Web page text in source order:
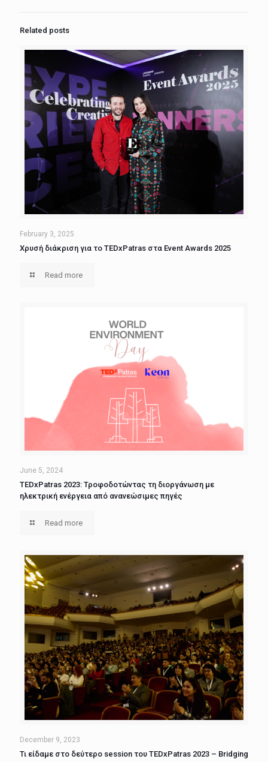
Related posts
February 3, 2025
Χρυσή διάκριση για το TEDxPatras στα Event Awards 2025
Read more
June 5, 2024
TEDxPatras 2023: Τροφοδοτώντας τη διοργάνωση με
ηλεκτρική ενέργεια από ανανεώσιμες πηγές
Read more
December 9, 2023
Τι είδαμε στο δεύτερο session του TEDxPatras 2023 – Bridging